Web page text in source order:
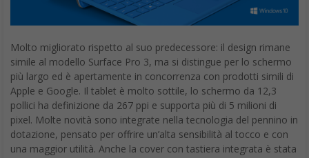
Molto migliorato rispetto al suo predecessore: il design rimane
simile al modello Surface Pro 3, ma si distingue per lo schermo
più largo ed è apertamente in concorrenza con prodotti simili di
Apple e Google. Il tablet è molto sottile, lo schermo da 12,3
pollici ha definizione da 267 ppi e supporta più di 5 milioni di
pixel. Molte novità sono integrate nella tecnologia del pennino in
dotazione, pensato per offrire un’alta sensibilità al tocco e con
una maggior utilità. Anche la cover con tastiera integrata è stata